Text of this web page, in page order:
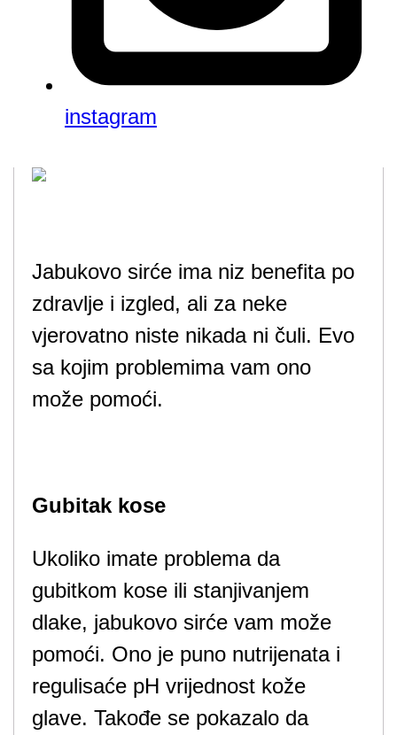
instagram
Jabukovo sirće ima niz benefita po
zdravlje i izgled, ali za neke
vjerovatno niste nikada ni čuli. Evo
sa kojim problemima vam ono
može pomoći.
Gubitak kose
Ukoliko imate problema da
gubitkom kose ili stanjivanjem
dlake, jabukovo sirće vam može
pomoći. Ono je puno nutrijenata i
regulisaće pH vrijednost kože
glave. Takođe se pokazalo da